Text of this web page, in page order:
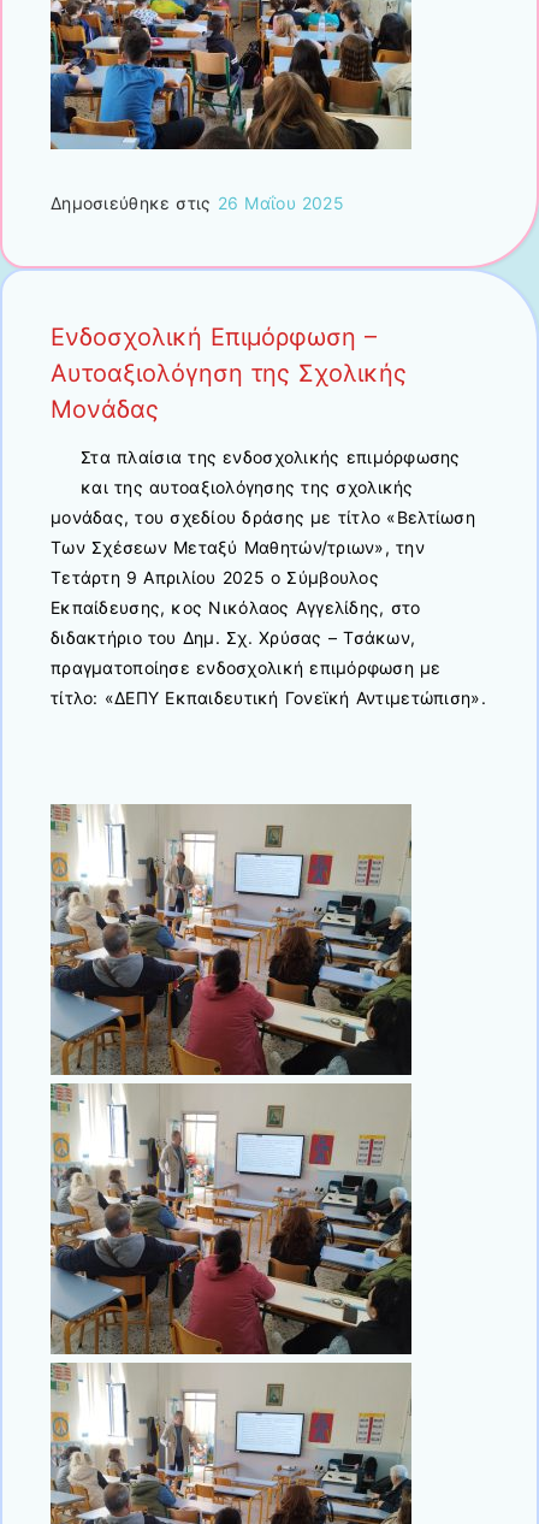
Δημοσιεύθηκε στις 26 Μαΐου 2025
Ενδοσχολική Επιμόρφωση –
Αυτοαξιολόγηση της Σχολικής
Μονάδας
Στα πλαίσια της ενδοσχολικής επιμόρφωσης
και της αυτοαξιολόγησης της σχολικής
μονάδας, του σχεδίου δράσης με τίτλο «Βελτίωση
Των Σχέσεων Μεταξύ Μαθητών/τριων», την
Τετάρτη 9 Απριλίου 2025 ο Σύμβουλος
Εκπαίδευσης, κος Νικόλαος Αγγελίδης, στο
διδακτήριο του Δημ. Σχ. Χρύσας – Τσάκων,
πραγματοποίησε ενδοσχολική επιμόρφωση με
τίτλο: «ΔΕΠΥ Εκπαιδευτική Γονεϊκή Αντιμετώπιση».